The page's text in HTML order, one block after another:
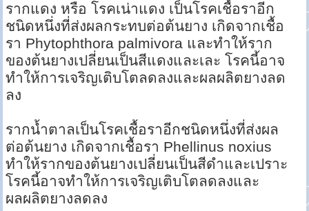
รากแดง หรือ โรคเน่าแดง เป็นโรคเชื้อราอีก
ชนิดหนึ่งที่ส่งผลกระทบต่อต้นยาง เกิดจากเชื้อ
รา Phytophthora palmivora และทำให้ราก
ของต้นยางเปลี่ยนเป็นสีแดงและเละ โรคนี้อาจ
ทำให้การเจริญเติบโตลดลงและผลผลิตยางลด
ลง
รากน้ำตาลเป็นโรคเชื้อราอีกชนิดหนึ่งที่ส่งผล
ต่อต้นยาง เกิดจากเชื้อรา Phellinus noxius
ทำให้รากของต้นยางเปลี่ยนเป็นสีดำและเปราะ
โรคนี้อาจทำให้การเจริญเติบโตลดลงและ
ผลผลิตยางลดลง